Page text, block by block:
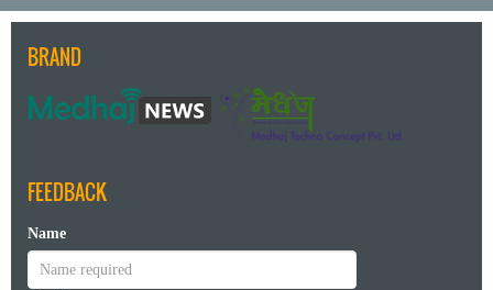
BRAND
FEEDBACK
Name